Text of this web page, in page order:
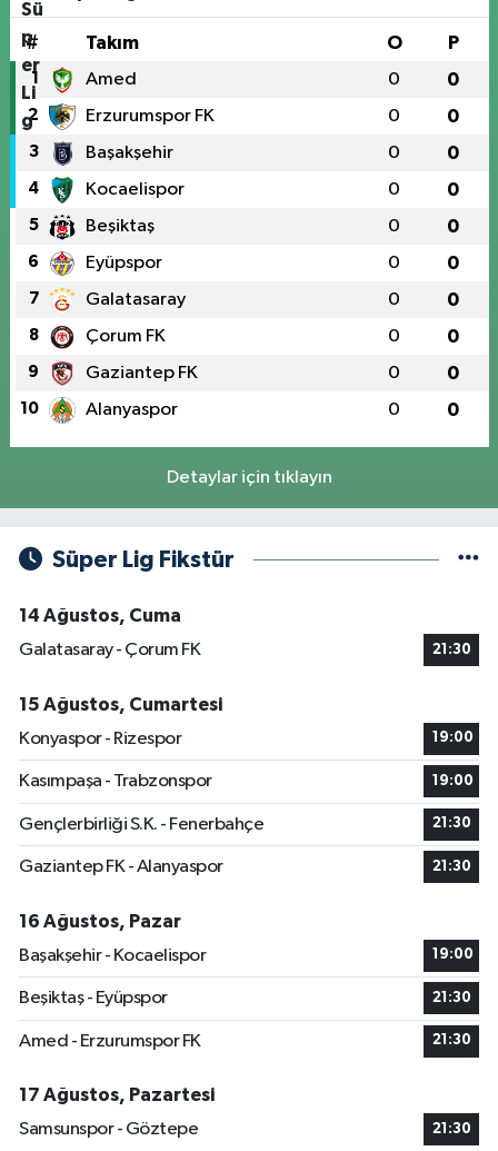
# Takım O P
1 Amed 0 0
2 Erzurumspor FK 0 0
3 Başakşehir 0 0
4 Kocaelispor 0 0
5 Beşiktaş 0 0
6 Eyüpspor 0 0
7 Galatasaray 0 0
8 Çorum FK 0 0
9 Gaziantep FK 0 0
10 Alanyaspor 0 0
Detaylar için tıklayın
Süper Lig Fikstür
14 Ağustos, Cuma
Galatasaray - Çorum FK
21:30
15 Ağustos, Cumartesi
Konyaspor - Rizespor
19:00
Kasımpaşa - Trabzonspor 19:00
Gençlerbirliği S.K. - Fenerbahçe 21:30
Gaziantep FK - Alanyaspor 21:30
16 Ağustos, Pazar
Başakşehir - Kocaelispor
19:00
Beşiktaş - Eyüpspor 21:30
Amed - Erzurumspor FK 21:30
17 Ağustos, Pazartesi
Samsunspor - Göztepe
21:30